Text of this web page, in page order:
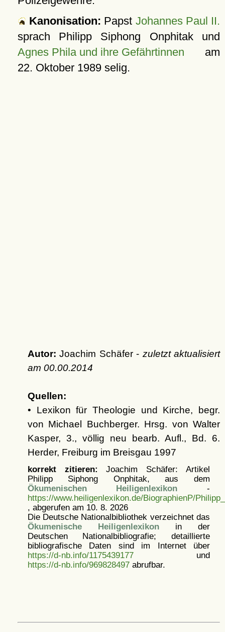
Kanonisation: PapstJohannes Paul II.
sprach Philipp Siphong Onphitak und
Agnes Phila und ihre Gefährtinnen am
22. Oktober 1989selig.
Autor: Joachim Schäfer - zuletzt aktualisiert
am 00.00.2014
Quellen:
• Lexikon für Theologie und Kirche, begr.
von Michael Buchberger. Hrsg. von Walter
Kasper, 3., völlig neu bearb. Aufl., Bd. 6.
Herder, Freiburg im Breisgau 1997
korrekt zitieren: Joachim Schäfer: Artikel
Philipp Siphong Onphitak, aus dem
Ökumenischen Heiligenlexikon -
https://www.heiligenlexikon.de/BiographienP/
, abgerufen am 10. 8. 2026
Die Deutsche Nationalbibliothek verzeichnet das
Ökumenische Heiligenlexikonin der
Deutschen Nationalbibliografie; detaillierte
bibliografische Daten sind im Internet über
https://d-nb.info/1175439177und
https://d-nb.info/969828497abrufbar.